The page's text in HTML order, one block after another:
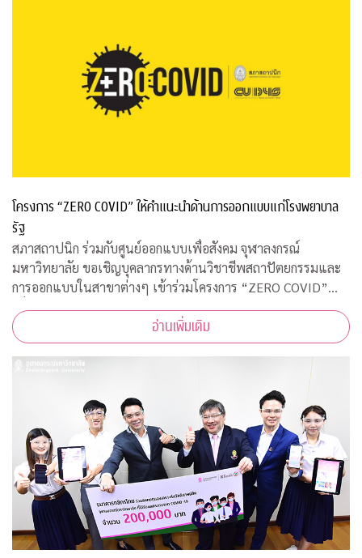
โครงการ “ZERO COVID” ให้คำแนะนำด้านการออกแบบแก่โรงพยาบาล
รัฐ
สภาสถาปนิก ร่วมกับศูนย์ออกแบบเพื่อสังคม จุฬาลงกรณ์
มหาวิทยาลัย ขอเชิญบุคลากรทางด้านวิชาชีพสถาปัตยกรรมและ
การออกแบบในสาขาต่างๆ เข้าร่วมโครงการ “ZERO COVID”
เพื่อให้ความช่วยเหลือด้านการออกแบบแก่โรงพยาบาลของรัฐ
พร้อมคำแนะนำการออกแบบสถานที่รองรับผู้ป่วยจากเชื้อ
อ่านเพิ่มเติม